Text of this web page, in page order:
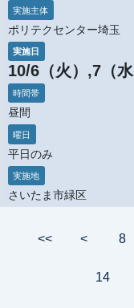
実施主体
ポリテクセンター埼玉
実施日
10/6（火）,7（
時間帯
昼間
曜日
平日のみ
実施地
さいたま市緑区
<< < 8
14